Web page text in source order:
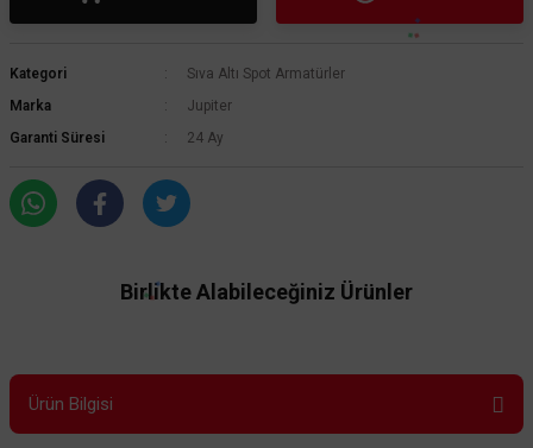
Kategori
Sıva Altı Spot Armatürler
Marka
Jupiter
Garanti Süresi
24 Ay
Birlikte Alabileceğiniz Ürünler
Ürün Bilgisi